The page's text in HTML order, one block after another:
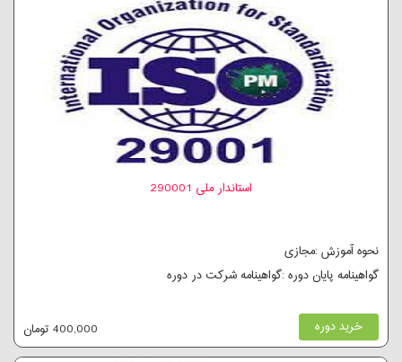
استاندار ملی 290001
نحوه آموزش :مجازی
گواهینامه پایان دوره :گواهینامه شرکت در دوره
خرید دوره 400,000 تومان